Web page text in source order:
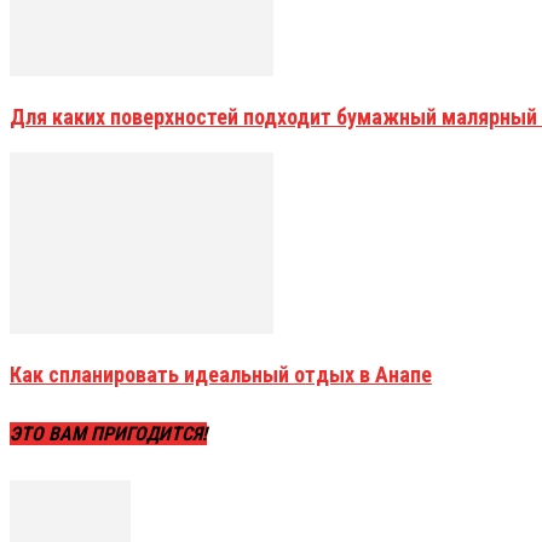
Для каких поверхностей подходит бумажный малярный
Как спланировать идеальный отдых в Анапе
ЭТО ВАМ ПРИГОДИТСЯ!